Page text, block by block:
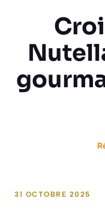
31 OCTOBRE 2025